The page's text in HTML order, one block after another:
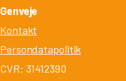
Genveje
Kontakt
Persondatapolitik
CVR: 31412390